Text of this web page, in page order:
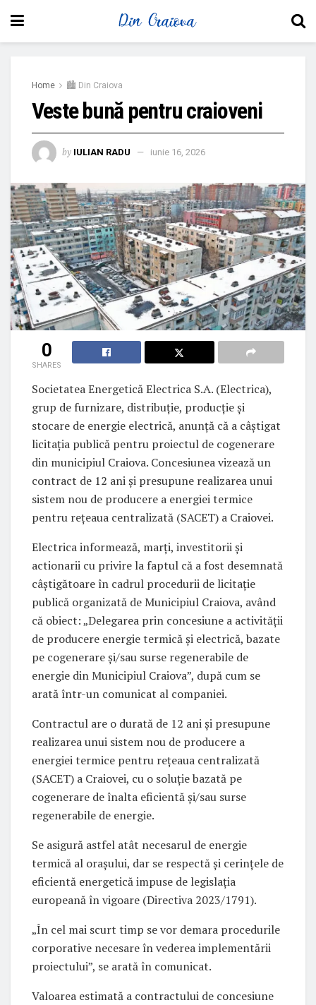
Home 🏙 Din Craiova
Veste bună pentru craioveni
by IULIAN RADU iunie 16, 2026
0
SHARES
Societatea Energetică Electrica S.A. (Electrica),
grup de furnizare, distribuţie, producţie şi
stocare de energie electrică, anunţă că a câştigat
licitaţia publică pentru proiectul de cogenerare
din municipiul Craiova. Concesiunea vizează un
contract de 12 ani şi presupune realizarea unui
sistem nou de producere a energiei termice
pentru reţeaua centralizată (SACET) a Craiovei.
Electrica informează, marţi, investitorii şi
actionarii cu privire la faptul că a fost desemnată
câştigătoare în cadrul procedurii de licitaţie
publică organizată de Municipiul Craiova, având
că obiect: „Delegarea prin concesiune a activităţii
de producere energie termică şi electrică, bazate
pe cogenerare şi/sau surse regenerabile de
energie din Municipiul Craiova”, după cum se
arată într-un comunicat al companiei.
Contractul are o durată de 12 ani şi presupune
realizarea unui sistem nou de producere a
energiei termice pentru reţeaua centralizată
(SACET) a Craiovei, cu o soluţie bazată pe
cogenerare de înalta eficientă şi/sau surse
regenerabile de energie.
Se asigură astfel atât necesarul de energie
termică al oraşului, dar se respectă şi cerinţele de
eficientă energetică impuse de legislaţia
europeană în vigoare (Directiva 2023/1791).
„În cel mai scurt timp se vor demara procedurile
corporative necesare în vederea implementării
proiectului”, se arată în comunicat.
Valoarea estimată a contractului de concesiune